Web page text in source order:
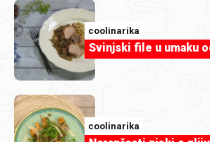
gastrojazz
coolinarika
Svinjski file u umaku
coolinarika